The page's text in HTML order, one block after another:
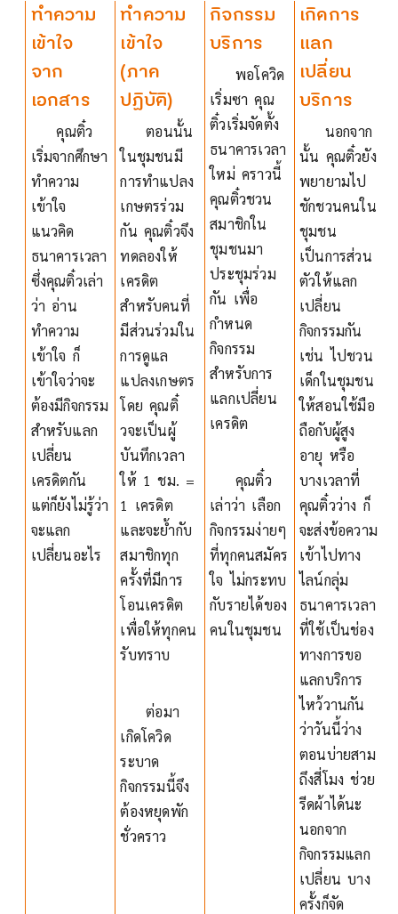
ทำความ
เข้าใจ
จาก
เอกสาร
คุณติ๋ว
เริ่มจากศึกษา
ทำความ
เข้าใจ
แนวคิด
ธนาคารเวลา
ซึ่งคุณติ๋วเล่า
ว่า อ่าน
ทำความ
เข้าใจ ก็
เข้าใจว่าจะ
ต้องมีกิจกรรม
สำหรับแลก
เปลี่ยน
เครดิตกัน
แต่ก็ยังไม่รู้ว่า
จะแลก
เปลี่ยนอะไร
ทำความ
เข้าใจ
(ภาค
ปฏิบัติ)
ตอนนั้น
ในชุมชนมี
การทำแปลง
เกษตรร่วม
กัน คุณติ๋วจึง
ทดลองให้
เครดิต
สำหรับคนที่
มีส่วนร่วมใน
การดูแล
แปลงเกษตร
โดย คุณติ๋
วจะเป็นผู้
บันทึกเวลา
ให้ 1 ชม. =
1 เครดิต
และจะย้ำกับ
สมาชิกทุก
ครั้งที่มีการ
โอนเครดิต
เพื่อให้ทุกคน
รับทราบ
ต่อมา
เกิดโควิด
ระบาด
กิจกรรมนี้จึง
ต้องหยุดพัก
ชั่วคราว
กิจกรรม
บริการ
พอโควิด
เริ่มซา คุณ
ติ๋วเริ่มจัดตั้ง
ธนาคารเวลา
ใหม่ คราวนี้
คุณติ๋วชวน
สมาชิกใน
ชุมชนมา
ประชุมร่วม
กัน เพื่อ
กำหนด
กิจกรรม
สำหรับการ
แลกเปลี่ยน
เครดิต
คุณติ๋ว
เล่าว่า เลือก
กิจกรรมง่ายๆ
ที่ทุกคนสมัคร
ใจ ไม่กระทบ
กับรายได้ของ
คนในชุมชน
เกิดการ
แลก
เปลี่ยน
บริการ
นอกจาก
นั้น คุณติ๋วยัง
พยายามไป
ชักชวนคนใน
ชุมชน
เป็นการส่วน
ตัวให้แลก
เปลี่ยน
กิจกรรมกัน
เช่น ไปชวน
เด็กในชุมชน
ให้สอนใช้มือ
ถือกับผู้สูง
อายุ หรือ
บางเวลาที่
คุณติ๋วว่าง ก็
จะส่งข้อความ
เข้าไปทาง
ไลน์กลุ่ม
ธนาคารเวลา
ที่ใช้เป็นช่อง
ทางการขอ
แลกบริการ
ไหว้วานกัน
ว่าวันนี้ว่าง
ตอนบ่ายสาม
ถึงสี่โมง ช่วย
รีดผ้าได้นะ
นอกจาก
กิจกรรมแลก
เปลี่ยน บาง
ครั้งก็จัด